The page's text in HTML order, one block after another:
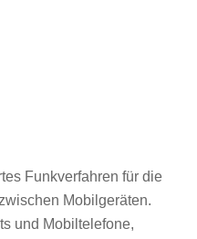
Funkverfahren für die
Mobilgeräten.
und Mobiltelefone,